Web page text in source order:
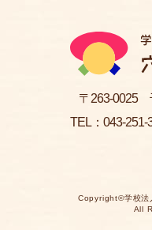
〒263-0025
TEL： 043-251-
Copyright©学校法
All